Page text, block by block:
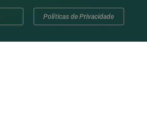
Políticas de Privacidade